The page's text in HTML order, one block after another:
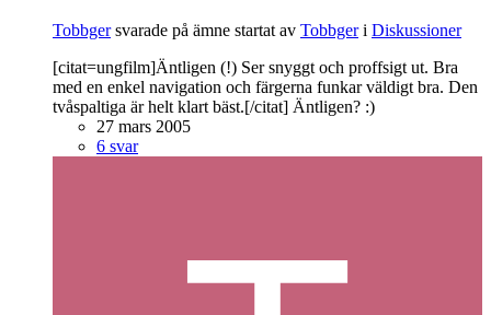
Tobbgersvarade på ämne startat av Tobbgeri Diskussioner
[citat=ungfilm]Äntligen (!) Ser snyggt och proffsigt ut. Bra
med en enkel navigation och färgerna funkar väldigt bra. Den
tvåspaltiga är helt klart bäst.[/citat] Äntligen? :)
27 mars 2005
6 svar